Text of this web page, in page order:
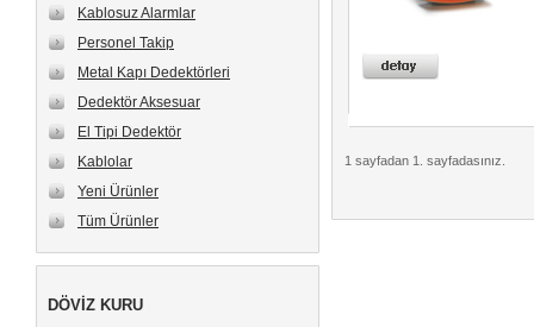
Kablosuz Alarmlar
Personel Takip
Metal Kapı Dedektörleri
Dedektör Aksesuar
El Tipi Dedektör
Kablolar
Yeni Ürünler
Tüm Ürünler
DÖVİZ KURU
1 sayfadan 1 . sayfadasınız.